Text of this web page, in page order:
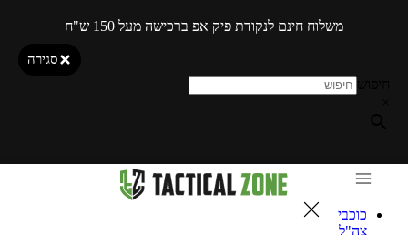
משלוח חינם לנקודת פיק אפ ברכישה מעל 150 ש"ח
סגירה
כוכבי
צה"ל